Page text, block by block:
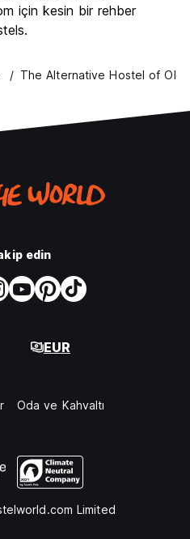
için kesin bir rehber
The Alternative Hostel of Old
edin
EUR
Oda ve Kahvaltı
Limited